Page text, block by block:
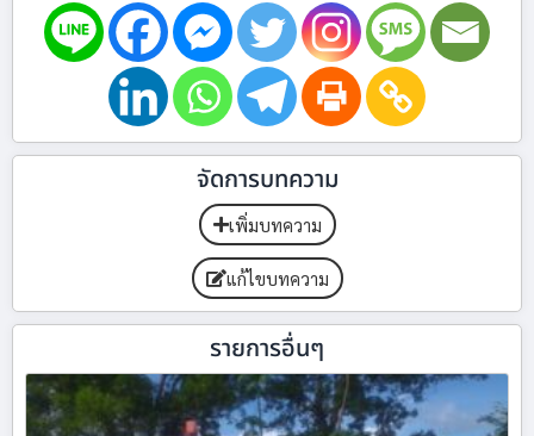
จัดการบทความ
เพิ่มบทความ
แก้ไขบทความ
รายการอื่นๆ